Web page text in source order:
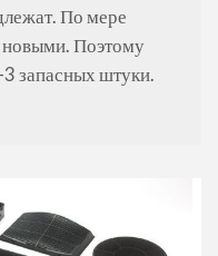
По мере
новыми. Поэтому
запасных штуки.